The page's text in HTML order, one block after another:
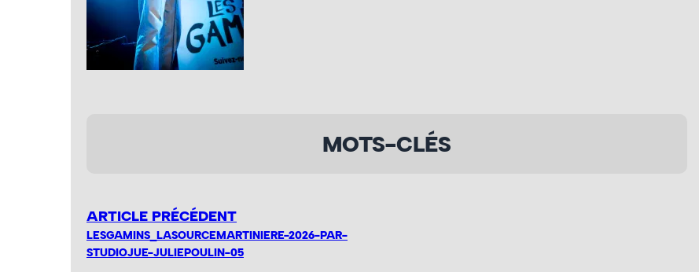
MOTS-CLÉS
ARTICLE PRÉCÉDENT
LESGAMINS_LASOURCEMARTINIERE-2026-PAR-
STUDIOJUE-JULIEPOULIN-05